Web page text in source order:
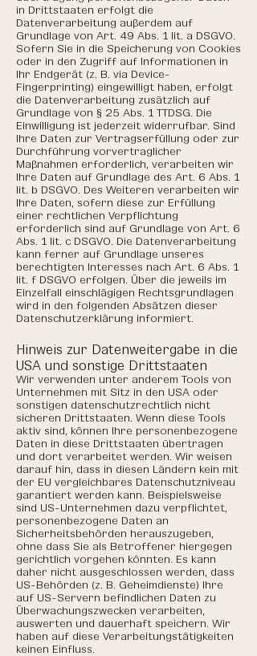
in Drittstaaten erfolgt die
Datenverarbeitung außerdem auf
Grundlage von Art. 49 Abs. 1 lit. a DSGVO.
Sofern Sie in die Speicherung von Cookies
oder in den Zugriff auf Informationen in
Ihr Endgerät (z. B. via Device-
Fingerprinting) eingewilligt haben, erfolgt
die Datenverarbeitung zusätzlich auf
Grundlage von § 25 Abs. 1 TTDSG. Die
Einwilligung ist jederzeit widerrufbar. Sind
Ihre Daten zur Vertragserfüllung oder zur
Durchführung vorvertraglicher
Maßnahmen erforderlich, verarbeiten wir
Ihre Daten auf Grundlage des Art. 6 Abs. 1
lit. b DSGVO. Des Weiteren verarbeiten wir
Ihre Daten, sofern diese zur Erfüllung
einer rechtlichen Verpflichtung
erforderlich sind auf Grundlage von Art. 6
Abs. 1 lit. c DSGVO. Die Datenverarbeitung
kann ferner auf Grundlage unseres
berechtigten Interesses nach Art. 6 Abs. 1
lit. f DSGVO erfolgen. Über die jeweils im
Einzelfall einschlägigen Rechtsgrundlagen
wird in den folgenden Absätzen dieser
Datenschutzerklärung informiert.
Hinweis zur Datenweitergabe in die
USA und sonstige Drittstaaten
Wir verwenden unter anderem Tools von
Unternehmen mit Sitz in den USA oder
sonstigen datenschutzrechtlich nicht
sicheren Drittstaaten. Wenn diese Tools
aktiv sind, können Ihre personenbezogene
Daten in diese Drittstaaten übertragen
und dort verarbeitet werden. Wir weisen
darauf hin, dass in diesen Ländern kein mit
der EU vergleichbares Datenschutzniveau
garantiert werden kann. Beispielsweise
sind US-Unternehmen dazu verpflichtet,
personenbezogene Daten an
Sicherheitsbehörden herauszugeben,
ohne dass Sie als Betroffener hiergegen
gerichtlich vorgehen könnten. Es kann
daher nicht ausgeschlossen werden, dass
US-Behörden (z. B. Geheimdienste) Ihre
auf US-Servern befindlichen Daten zu
Überwachungszwecken verarbeiten,
auswerten und dauerhaft speichern. Wir
haben auf diese Verarbeitungstätigkeiten
keinen Einfluss.